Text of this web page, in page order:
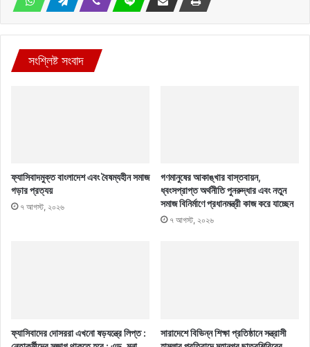
সংশ্লিষ্ট সংবাদ
ফ্যাসিবাদমুক্ত বাংলাদেশ এবং বৈষম্যহীন সমাজ
গড়ার প্রত্যয়
৭ আগস্ট, ২০২৬
গণমানুষের আকাঙ্খার বাস্তবায়ন,
ধ্বংসপ্রাপ্ত অর্থনীতি পুনরুদ্ধার এবং নতুন
সমাজ বিনির্মাণে প্রধানমন্ত্রী কাজ করে যাচ্ছেন
৭ আগস্ট, ২০২৬
ফ্যাসিবাদের দোসররা এখনো ষড়যন্ত্রে লিপ্ত :
সারাদেশে বিভিন্ন শিক্ষা প্রতিষ্ঠানে সন্ত্রাসী